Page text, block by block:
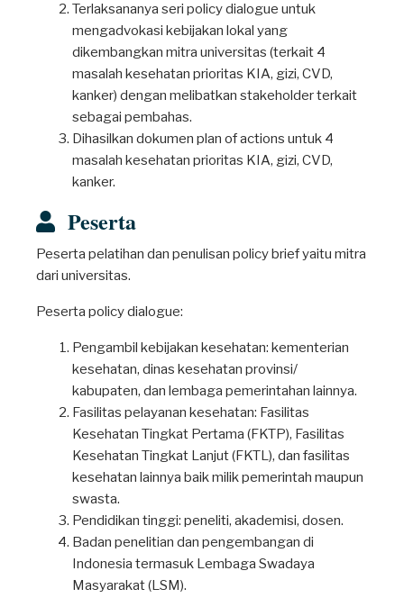
Terlaksananya seri policy dialogue untuk
mengadvokasi kebijakan lokal yang
dikembangkan mitra universitas (terkait 4
masalah kesehatan prioritas KIA, gizi, CVD,
kanker) dengan melibatkan stakeholder terkait
sebagai pembahas.
Dihasilkan dokumen plan of actions untuk 4
masalah kesehatan prioritas KIA, gizi, CVD,
kanker.
Peserta
Peserta pelatihan dan penulisan policy brief yaitu mitra
dari universitas.
Peserta policy dialogue:
Pengambil kebijakan kesehatan: kementerian
kesehatan, dinas kesehatan provinsi/
kabupaten, dan lembaga pemerintahan lainnya.
Fasilitas pelayanan kesehatan: Fasilitas
Kesehatan Tingkat Pertama (FKTP), Fasilitas
Kesehatan Tingkat Lanjut (FKTL), dan fasilitas
kesehatan lainnya baik milik pemerintah maupun
swasta.
Pendidikan tinggi: peneliti, akademisi, dosen.
Badan penelitian dan pengembangan di
Indonesia termasuk Lembaga Swadaya
Masyarakat (LSM).